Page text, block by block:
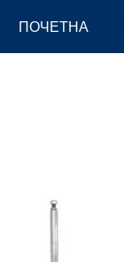
ПОЧЕТНА